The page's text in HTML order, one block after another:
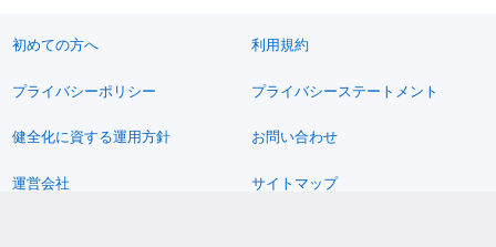
初めての方へ 利用規約
プライバシーポリシー プライバシーステートメント
健全化に資する運用方針 お問い合わせ
運営会社 サイトマップ